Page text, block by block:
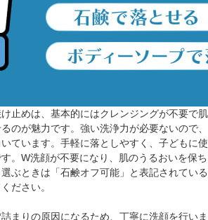
止めは、基本的にはクレンジングが不要で肌
のが魅力です。強い洗浄力が必要ないので、
ています。手軽に落としやすく、子どもに使
。W洗顔が不要になり、肌のうるおいを保ち
ぶときは「石鹸オフ可能」と表記されている
ださい。
まりの原因になるため、丁寧に洗顔を行いま